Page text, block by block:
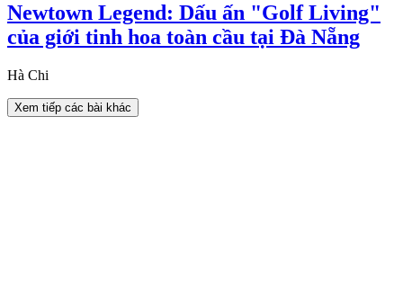
Newtown Legend: Dấu ấn "Golf Living"
của giới tinh hoa toàn cầu tại Đà Nẵng
Hà Chi
Xem tiếp các bài khác